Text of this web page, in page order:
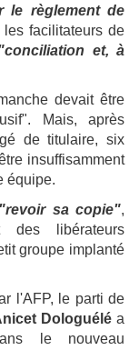
le règlement de
facilitateurs de
et, à
devait être
Mais, après
de titulaire, six
insuffisamment
équipe.
"revoir sa copie",
des libérateurs
groupe implanté
l'AFP, le parti de
Dologuélé a
le nouveau